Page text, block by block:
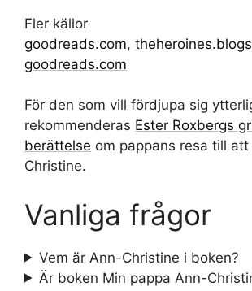
Fler källor
goodreads.com,
goodreads.com
För den som vill fördjupa sig
rekommenderas Ester Roxbergs
berättelse om pappans resa till
Christine.
Vanliga frågor
Vem är Ann-Christine i boken?
Är boken Min pappa Ann-